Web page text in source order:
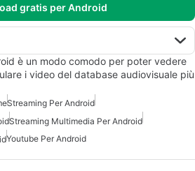
gratis per Android
è un modo comodo per poter vedere
i video del database audiovisuale più
Streaming Per Android
Streaming Multimedia Per Android
Youtube Per Android